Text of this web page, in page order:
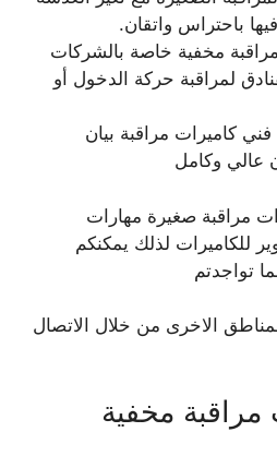
باحتراس واتقان.
مخفية خاصة بالشركات
لمراقبة حركة الدخول أو
كاميرات مراقبة بيان
عالي وكامل
مراقبة صغيرة مهارات
للكاميرات لذلك يمكنكم
تواجدتم
الاخرى من خلال الاتصال
مخفية